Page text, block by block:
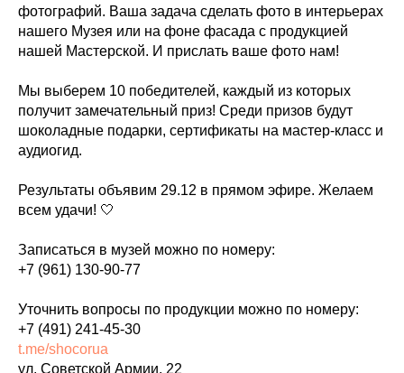
фотографий. Ваша задача сделать фото в интерьерах
нашего Музея или на фоне фасада с продукцией
нашей Мастерской. И прислать ваше фото нам!
Мы выберем 10 победителей, каждый из которых
получит замечательный приз! Среди призов будут
шоколадные подарки, сертификаты на мастер-класс и
аудиогид.
Результаты объявим 29.12 в прямом эфире. Желаем
всем удачи! 🤍
Записаться в музей можно по номеру:
+7 (961) 130-90-77
Уточнить вопросы по продукции можно по номеру:
+7 (491) 241-45-30
t.me/shocorua
ул. Советской Армии, 22